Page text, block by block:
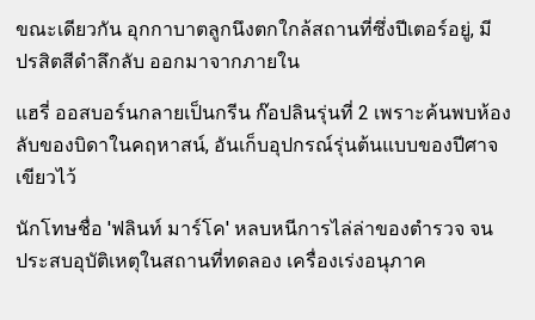
ขณะเดียวกัน อุกกาบาตลูกนึงตกใกล้สถานที่ซึ่งปีเตอร์อยู่, มี
ปรสิตสีดำลึกลับ ออกมาจากภายใน
แฮรี่ ออสบอร์นกลายเป็นกรีน ก๊อปลินรุ่นที่ 2 เพราะค้นพบห้อง
ลับของบิดาในคฤหาสน์, อันเก็บอุปกรณ์รุ่นต้นแบบของปีศาจ
เขียวไว้
นักโทษชื่อ 'ฟลินท์ มาร์โค' หลบหนีการไล่ล่าของตำรวจ จน
ประสบอุบัติเหตุในสถานที่ทดลอง เครื่องเร่งอนุภาค